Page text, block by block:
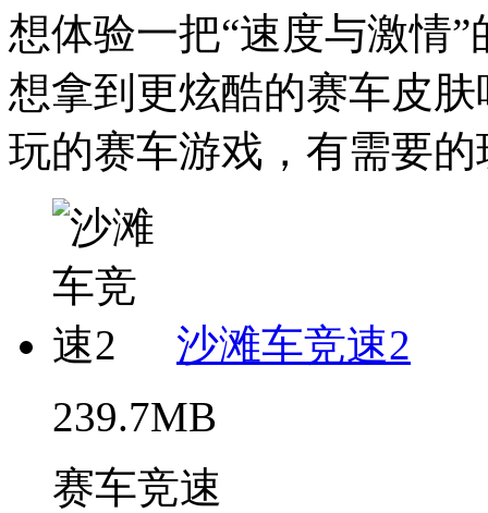
想体验一把“速度与激情
想拿到更炫酷的赛车皮
玩的赛车游戏，有需要
沙滩车竞速2
239.7MB
赛车竞速